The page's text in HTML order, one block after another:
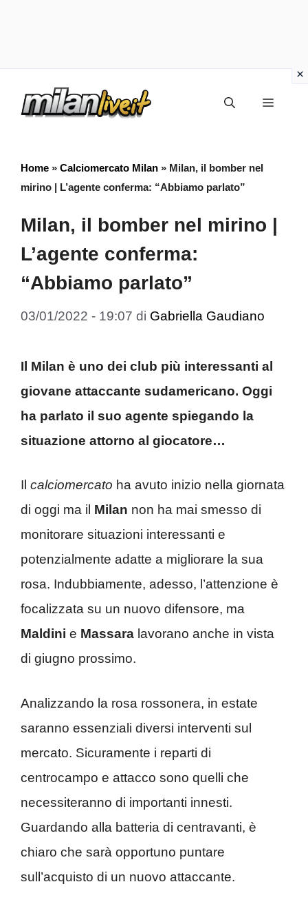
Menu
Home » Calciomercato Milan » Milan, il bomber nel
mirino | L’agente conferma: “Abbiamo parlato”
Milan, il bomber nel mirino |
L’agente conferma:
“Abbiamo parlato”
03/01/2022 - 19:07 di Gabriella Gaudiano
Il Milan è uno dei club più interessanti al
giovane attaccante sudamericano. Oggi
ha parlato il suo agente spiegando la
situazione attorno al giocatore…
Il calciomercato ha avuto inizio nella giornata
di oggi ma il Milan non ha mai smesso di
monitorare situazioni interessanti e
potenzialmente adatte a migliorare la sua
rosa. Indubbiamente, adesso, l’attenzione è
focalizzata su un nuovo difensore, ma
Maldini e Massara lavorano anche in vista
di giugno prossimo.
Analizzando la rosa rossonera, in estate
saranno essenziali diversi interventi sul
mercato. Sicuramente i reparti di
centrocampo e attacco sono quelli che
necessiteranno di importanti innesti.
Guardando alla batteria di centravanti, è
chiaro che sarà opportuno puntare
sull’acquisto di un nuovo attaccante.